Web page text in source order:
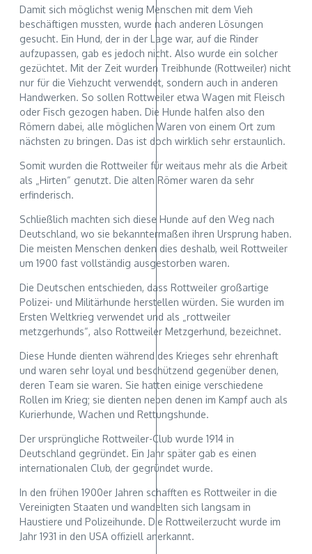
Damit sich möglichst wenig Menschen mit dem Vieh
beschäftigen mussten, wurde nach anderen Lösungen
gesucht. Ein Hund, der in der Lage war, auf die Rinder
aufzupassen, gab es jedoch nicht. Also wurde ein solcher
gezüchtet. Mit der Zeit wurden Treibhunde (Rottweiler) nicht
nur für die Viehzucht verwendet, sondern auch in anderen
Handwerken. So sollen Rottweiler etwa Wagen mit Fleisch
oder Fisch gezogen haben. Die Hunde halfen also den
Römern dabei, alle möglichen Waren von einem Ort zum
nächsten zu bringen. Das ist doch wirklich sehr erstaunlich.
Somit wurden die Rottweiler für weitaus mehr als die Arbeit
als „Hirten“ genutzt. Die alten Römer waren da sehr
erfinderisch.
Schließlich machten sich diese Hunde auf den Weg nach
Deutschland, wo sie bekanntermaßen ihren Ursprung haben.
Die meisten Menschen denken dies deshalb, weil Rottweiler
um 1900 fast vollständig ausgestorben waren.
Die Deutschen entschieden, dass Rottweiler großartige
Polizei- und Militärhunde herstellen würden. Sie wurden im
Ersten Weltkrieg verwendet und als „rottweiler
metzgerhunds“, also Rottweiler Metzgerhund, bezeichnet.
Diese Hunde dienten während des Krieges sehr ehrenhaft
und waren sehr loyal und beschützend gegenüber denen,
deren Team sie waren. Sie hatten einige verschiedene
Rollen im Krieg; sie dienten neben denen im Kampf auch als
Kurierhunde, Wachen und Rettungshunde.
Der ursprüngliche Rottweiler-Club wurde 1914 in
Deutschland gegründet. Ein Jahr später gab es einen
internationalen Club, der gegründet wurde.
In den frühen 1900er Jahren schafften es Rottweiler in die
Vereinigten Staaten und wandelten sich langsam in
Haustiere und Polizeihunde. Die Rottweilerzucht wurde im
Jahr 1931 in den USA offiziell anerkannt.